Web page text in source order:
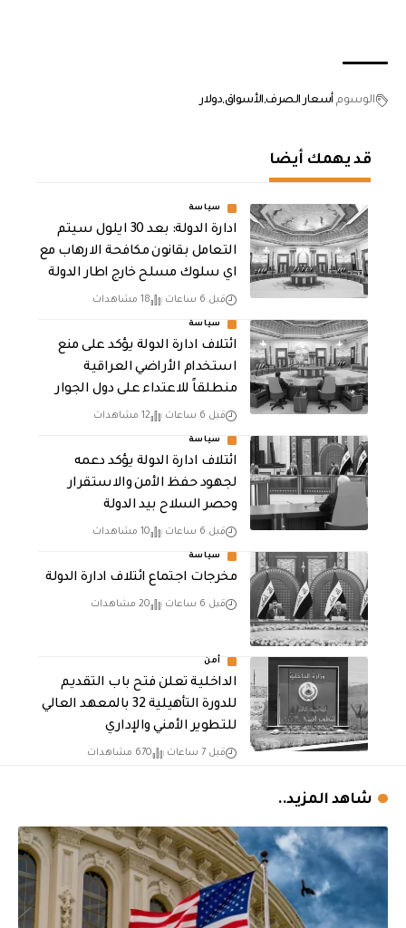
الوسوم أسعار الصرف الأسواقدولار
قد يهمك أيضا
سياسة
ادارة الدولة: بعد 30 ايلول سيتم
التعامل بقانون مكافحة الارهاب مع
اي سلوك مسلح خارج اطار الدولة
قبل 6 ساعات 18 مشاهدات
سياسة
ائتلاف ادارة الدولة يؤكد على منع
استخدام الأراضي العراقية
منطلقاً للاعتداء على دول الجوار
قبل 6 ساعات 12 مشاهدات
سياسة
ائتلاف ادارة الدولة يؤكد دعمه
لجهود حفظ الأمن والاستقرار
وحصر السلاح بيد الدولة
قبل 6 ساعات 10 مشاهدات
سياسة
مخرجات اجتماع ائتلاف ادارة الدولة
قبل 6 ساعات 20 مشاهدات
أمن
الداخلية تعلن فتح باب التقديم
للدورة التأهيلية 32 بالمعهد العالي
للتطوير الأمني والإداري
قبل 7 ساعات 670 مشاهدات
شاهد المزيد..